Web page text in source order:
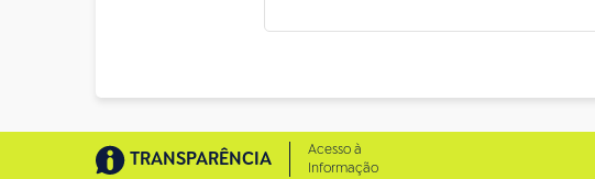
TRANSPARÊNCIA
Acesso à
Informação